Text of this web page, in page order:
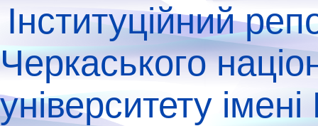
Інституційний
Черкаського
університету